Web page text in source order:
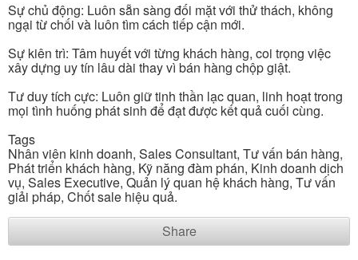
Sự chủ động: Luôn sẵn sàng đối mặt với thử thách, không
ngại từ chối và luôn tìm cách tiếp cận mới.
Sự kiên trì: Tâm huyết với từng khách hàng, coi trọng việc
xây dựng uy tín lâu dài thay vì bán hàng chộp giật.
Tư duy tích cực: Luôn giữ tinh thần lạc quan, linh hoạt trong
mọi tình huống phát sinh để đạt được kết quả cuối cùng.
Tags
Nhân viên kinh doanh, Sales Consultant, Tư vấn bán hàng,
Phát triển khách hàng, Kỹ năng đàm phán, Kinh doanh dịch
vụ, Sales Executive, Quản lý quan hệ khách hàng, Tư vấn
giải pháp, Chốt sale hiệu quả.
Share